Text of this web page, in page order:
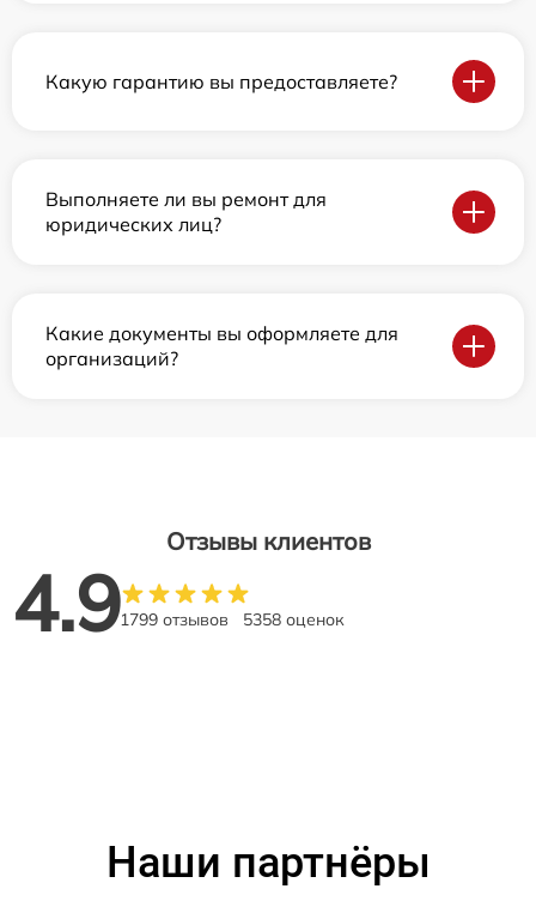
Какую гарантию вы предоставляете?
Выполняете ли вы ремонт для
юридических лиц?
Какие документы вы оформляете для
организаций?
Отзывы клиентов
4.91799 отзывов 5358 оценок
Наши партнёры